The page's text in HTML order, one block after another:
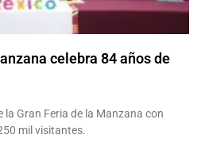
celebra 84 años de
Gran Feria de la Manzana con
mil visitantes.